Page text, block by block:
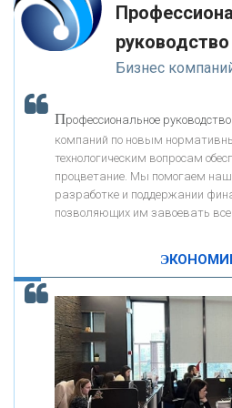
«ПРЕСС-СЛУЖБА ВТБ24»
«АВТОГРАДБАНК»
«ПРОМРЕГИОНБАНК»
ОНАС
Как Система быстрых
изменила финансовый
-- Люблю давать советы и очень не
руководство
Бизнес
Профессиональное
компаний по новым
технологическим вопросам
процветание. Мы помогаем
разработке и поддержании
позволяющих им завоевать